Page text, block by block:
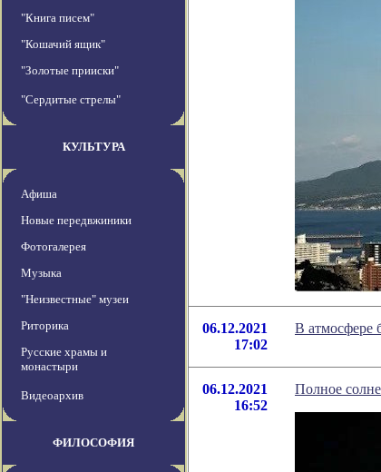
"Книга писем"
"Кошачий ящик"
"Золотые прииски"
"Сердитые стрелы"
КУЛЬТУРА
Афиша
Новые передвжиники
Фотогалерея
Музыка
"Неизвестные" музеи
Риторика
Русские храмы и
монастыри
Видеоархив
ФИЛОСОФИЯ
06.12.2021
17:02
В атмосфере
06.12.2021
16:52
Полное